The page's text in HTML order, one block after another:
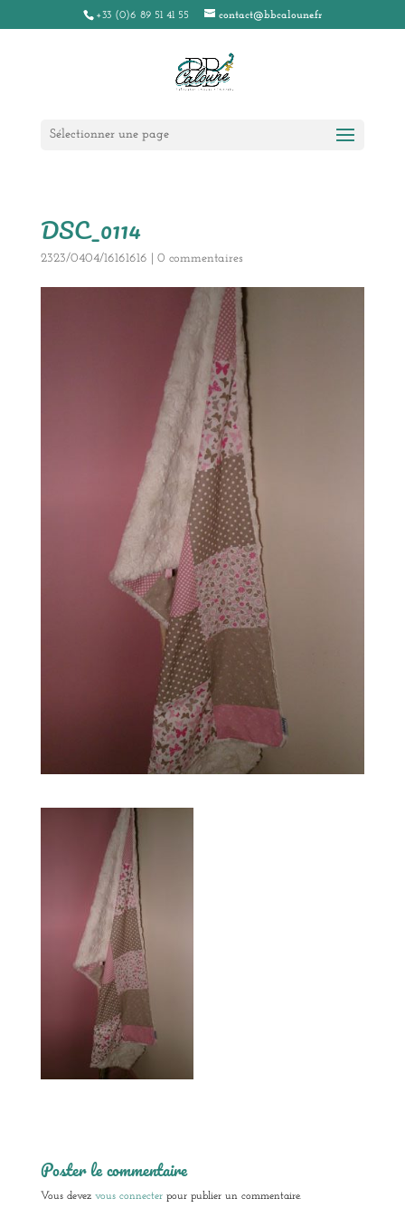
+33 (0)6 89 51 41 55 contact@bbcaloune.fr
Sélectionner une page
DSC_0114
2323/0404/16161616 0 commentaires
Poster le commentaire
Vous devez vous connecterpour publier un commentaire.